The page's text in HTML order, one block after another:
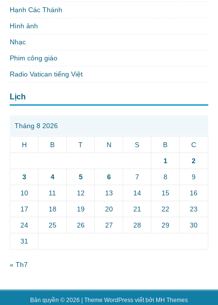
Hạnh Các Thánh
Hình ảnh
Nhạc
Phim công giáo
Radio Vatican tiếng Việt
Lịch
Tháng 8 2026
H B T N S B C
1 2
3 4 5 6 7 8 9
10 11 12 13 14 15 16
17 18 19 20 21 22 23
24 25 26 27 28 29 30
31
« Th7
Bản quyền © 2026 | Theme WordPress viết bởi MH Themes